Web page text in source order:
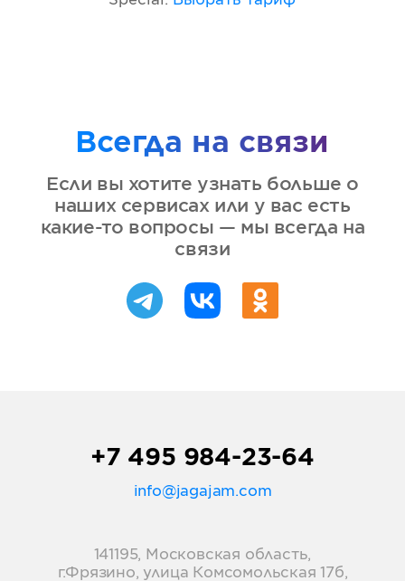
Всегда на связи
Если вы хотите узнать больше о
наших сервисах или у вас есть
какие-то вопросы — мы всегда на
связи
+7 495 984-23-64
info@jagajam.com
141195, Московская область,
г.Фрязино, улица Комсомольская 17б,